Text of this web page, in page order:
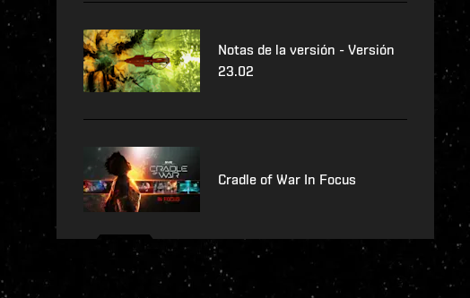
Notas de la versión - Versión
23.02
Cradle of War In Focus